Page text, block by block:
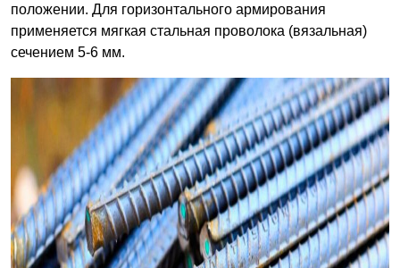
положении. Для горизонтального армирования
применяется мягкая стальная проволока (вязальная)
сечением 5-6 мм.